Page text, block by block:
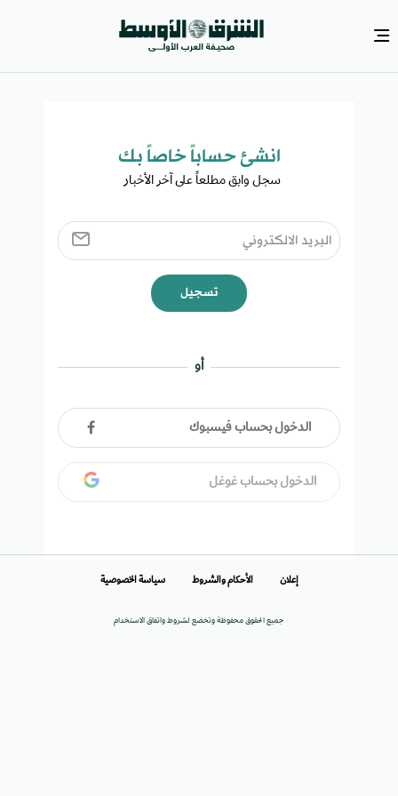
انشئ حساباً خاصاً بك​
سجل وابق مطلعاً على آخر الأخبار ​
تسجيل
أو
الدخول بحساب فيسبوك
الدخول بحساب غوغل
جميع الحقوق محفوظة وتخضع لشروط واتفاق الاستخدام
إعلان الأحكام والشروط سياسة الخصوصية